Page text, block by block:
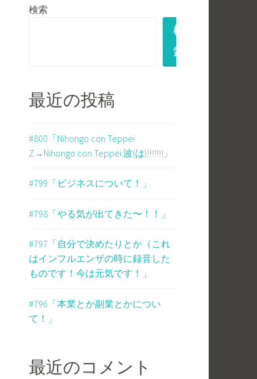
検索
検
索
最近の投稿
#800「Nihongo con Teppei
Z→Nihongo con Teppei 波(は)!!!!!!!」
#799「ビジネスについて！」
#798「やる気が出てきた〜！！」
#797「自分で決めたりとか（これ
はインフルエンザの時に録音した
ものです！今は元気です！」
#796「本業とか副業とかについ
て！」
最近のコメント